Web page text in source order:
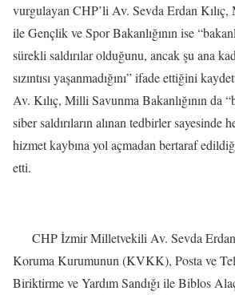
vurgulayan CHP’li Av. Sevda Erdan
ile Gençlik ve Spor Bakanlığının ise
sürekli saldırılar olduğunu, ancak şu ana
sızıntısı yaşanmadığını” ifade ettiğini
Av. Kılıç, Milli Savunma Bakanlığının da
siber saldırıların alınan tedbirler sayesinde
hizmet kaybına yol açmadan bertaraf
etti.
CHP İzmir Milletvekili Av. Sevda Erdan
Koruma Kurumunun (KVKK), Posta ve
Biriktirme ve Yardım Sandığı ile Biblos